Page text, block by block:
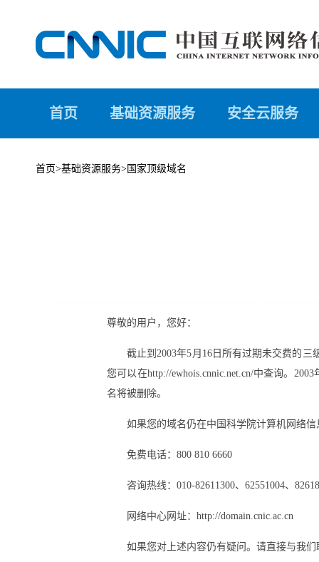
首页 基础资源服务 安全云服务
首页>基础资源服务> 国家顶级域名
尊敬的用户，您好：
截止到2003年5月16日所有过期未交费的
您可以在http://ewhois.cnnic.net.cn/中查询。
名将被删除。
如果您的域名仍在中国科学院计算机网络
免费电话：800 810 6660
咨询热线：010-82611300、62551004、
网络中心网址：http://domain.cnic.ac.cn
如果您对上述内容仍有疑问。请直接与我们